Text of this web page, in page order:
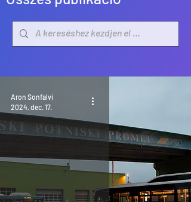
Aron Sonfalvi
2024. dec. 17.